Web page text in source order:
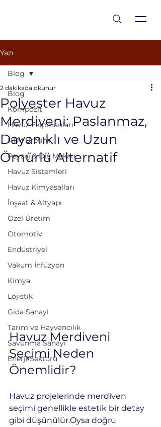
Yazı
Blog
Kompozit
Havuz Ekipmanları
RTM Üretim
Peyzaj & Dış Mekan
Havuz Sistemleri
Havuz Kimyasalları
İnşaat & Altyapı
Özel Üretim
Otomotiv
Endüstriyel
Vakum İnfüzyon
Kimya
Lojistik
Gıda Sanayi
Tarım ve Hayvancılık
Savunma Sanayi
Enerji Sektörü
Blog
Polyester Havuz
Merdiveni: Paslanmaz,
Dayanıklı ve Uzun
Ömürlü Alternatif
2 dakikada okunur
Havuz Merdiveni
Seçimi Neden
Önemlidir?
Havuz projelerinde merdiven
seçimi genellikle estetik bir detay
gibi düşünülür.Oysa doğru